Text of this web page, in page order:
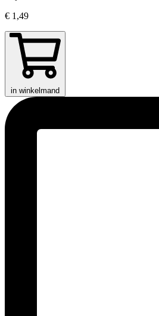
€ 1,49
in winkelmand